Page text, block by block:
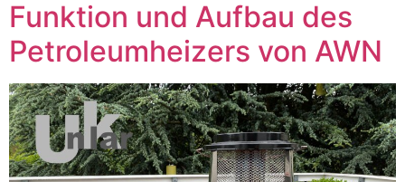
Funktion und Aufbau des
Petroleumheizers von AWN